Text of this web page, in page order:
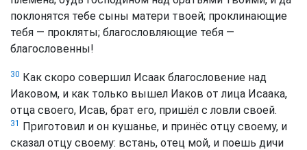
поклонятся тебе сыны матери твоей; проклинающие
тебя — прокляты; благословляющие тебя —
благословенны!
30 Как скоро совершил Исаак благословение над
Иаковом, и как только вышел Иаков от лица Исаака,
отца своего, Исав, брат его, пришёл с ловли своей.
31 Приготовил и он кушанье, и принёс отцу своему, и
сказал отцу своему: встань, отец мой, и поешь дичи